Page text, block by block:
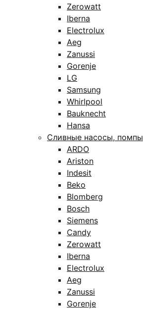
Zerowatt
Iberna
Electrolux
Aeg
Zanussi
Gorenje
LG
Samsung
Whirlpool
Bauknecht
Hansa
Сливные насосы, помпы
ARDO
Ariston
Indesit
Beko
Blomberg
Bosch
Siemens
Candy
Zerowatt
Iberna
Electrolux
Aeg
Zanussi
Gorenje